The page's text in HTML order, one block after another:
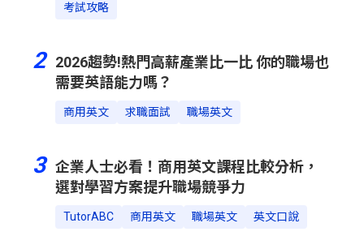
考試攻略
2
2026趨勢!熱門高薪產業比一比 你的職場也
需要英語能力嗎？
商用英文 求職面試 職場英文
3 企業人士必看！商用英文課程比較分析，
選對學習方案提升職場競爭力
TutorABC 商用英文 職場英文 英文口說